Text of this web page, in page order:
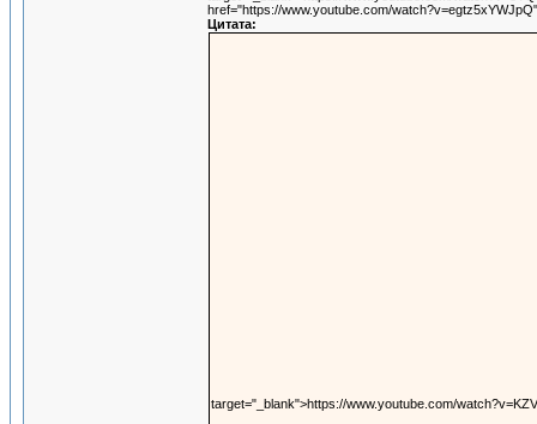
href="https://www.youtube.com/
Цитата:
target="_blank">https://www.youtube.com/